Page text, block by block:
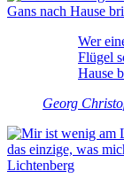
Wer
Flügel
Hause
Georg